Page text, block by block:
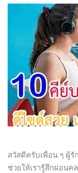
สวัสดีครับเพื่อน ๆ ผู้
ช่วยให้เรารู้สึกผ่อนค